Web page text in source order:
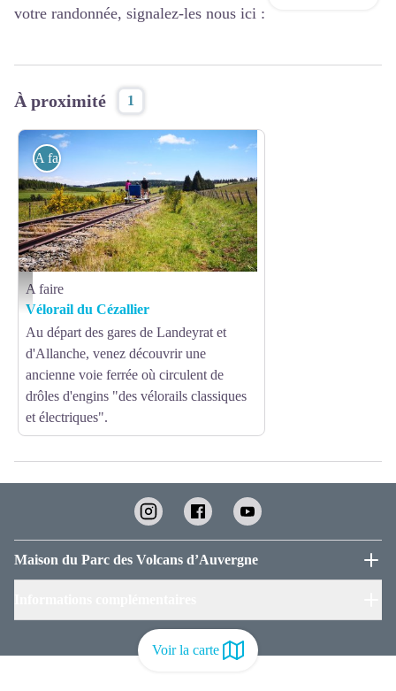
Voir la carte
votre randonnée, signalez-les nous ici :
À proximité 1
Vélorail du Cézallier - Vélorail du Cézallier
A faire
A faire
Vélorail du Cézallier
Au départ des gares de Landeyrat et
d'Allanche, venez découvrir une
ancienne voie ferrée où circulent de
drôles d'engins "des vélorails classiques
et électriques".
Maison du Parc des Volcans d’Auvergne